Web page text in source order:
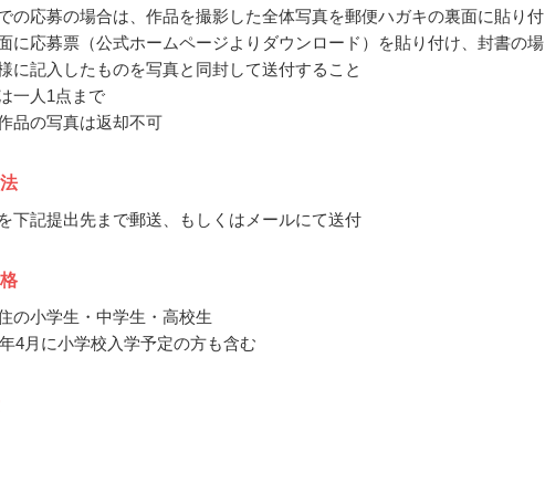
の応募の場合は、作品を撮影した全体写真を郵便ハガキの裏面に貼り付
に応募票（公式ホームページよりダウンロード）を貼り付け、封書の場
に記入したものを写真と同封して送付すること
一人1点まで
品の写真は返却不可
下記提出先まで郵送、もしくはメールにて送付
の小学生・中学生・高校生
4月に小学校入学予定の方も含む